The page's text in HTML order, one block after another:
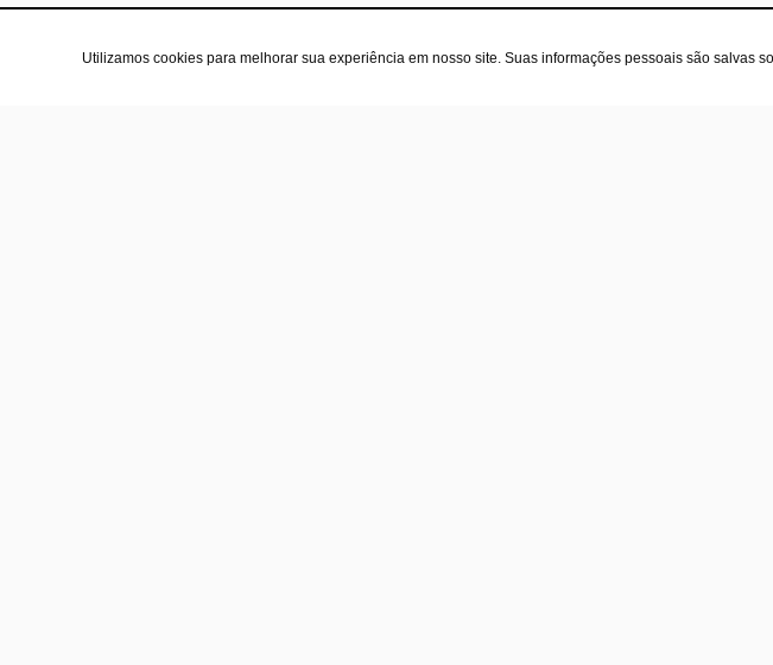
Utilizamos cookies para melhorar sua experiência em nosso site. Suas informações pessoais são salvas